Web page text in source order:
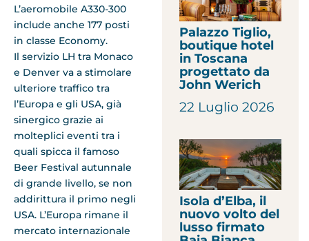
L’aeromobile A330-300
include anche 177 posti
in classe Economy.
Il servizio LH tra Monaco
e Denver va a stimolare
ulteriore traffico tra
l’Europa e gli USA, già
sinergico grazie ai
molteplici eventi tra i
quali spicca il famoso
Beer Festival autunnale
di grande livello, se non
addirittura il primo negli
USA. L’Europa rimane il
mercato internazionale
Palazzo Tiglio,
boutique hotel
in Toscana
progettato da
John Werich
22 Luglio 2026
Isola d’Elba, il
nuovo volto del
lusso firmato